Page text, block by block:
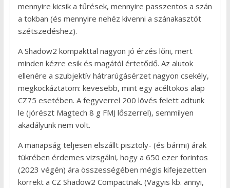
mennyire kicsik a tűrések, mennyire passzentos a szán
a tokban (és mennyire nehéz kivenni a szánakasztót
szétszedéshez).
A Shadow2 kompakttal nagyon jó érzés lőni, mert
minden kézre esik és magától értetődő. Az alutok
ellenére a szubjektív hátrarúgásérzet nagyon csekély,
megkockáztatom: kevesebb, mint egy acéltokos alap
CZ75 esetében. A fegyverrel 200 lövés felett adtunk
le (jórészt Magtech 8 g FMJ lőszerrel), semmilyen
akadályunk nem volt.
A manapság teljesen elszállt pisztoly- (és bármi) árak
tükrében érdemes vizsgálni, hogy a 650 ezer forintos
(2023 végén) ára összességében mégis kifejezetten
korrekt a CZ Shadow2 Compactnak. (Vagyis kb. annyi,